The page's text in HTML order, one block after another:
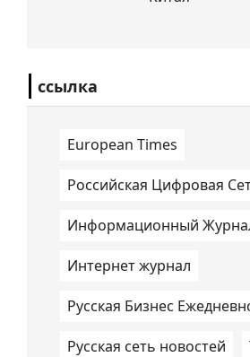
ссылка
European Times
Российская Цифровая
Информационный
Интернет журнал
Русская Бизнес
Русская сеть новостей